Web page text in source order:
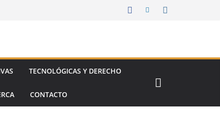
TECNOLÓGICAS Y DERECHO
CONTACTO